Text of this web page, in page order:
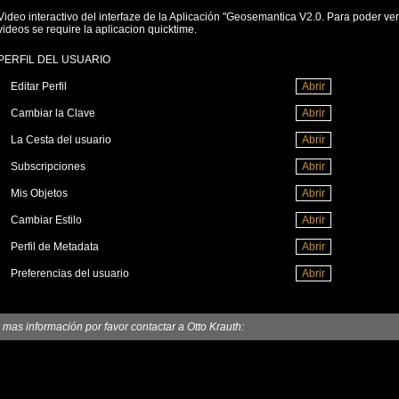
interactivo del interfaze de la Aplicación "Geosemantica V2.0. Para poder
se require la aplicacion quicktime.
DEL USUARIO
Editar Perfil
Cambiar la Clave
La Cesta del usuario
Subscripciones
Mis Objetos
Cambiar Estilo
Perfil de Metadata
Preferencias del usuario
mas información por favor contactar a Otto Krauth: